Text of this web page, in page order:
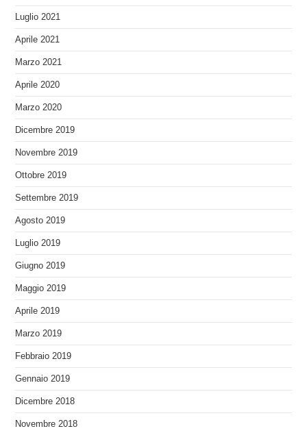
Luglio 2021
Aprile 2021
Marzo 2021
Aprile 2020
Marzo 2020
Dicembre 2019
Novembre 2019
Ottobre 2019
Settembre 2019
Agosto 2019
Luglio 2019
Giugno 2019
Maggio 2019
Aprile 2019
Marzo 2019
Febbraio 2019
Gennaio 2019
Dicembre 2018
Novembre 2018